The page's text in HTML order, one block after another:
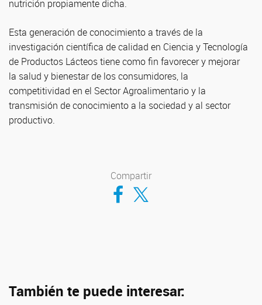
nutrición propiamente dicha.
Esta generación de conocimiento a través de la
investigación científica de calidad en Ciencia y Tecnología
de Productos Lácteos tiene como fin favorecer y mejorar
la salud y bienestar de los consumidores, la
competitividad en el Sector Agroalimentario y la
transmisión de conocimiento a la sociedad y al sector
productivo.
Compartir
Compartir en Facebook
Compartir en Twitter
También te puede interesar: